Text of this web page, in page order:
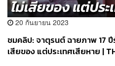
20 กันยายน 2023
ชมคลิป: จาตุรนต์ ฉายภาพ 17 ปี
เสียของ แต่ประเทศเสียหาย |